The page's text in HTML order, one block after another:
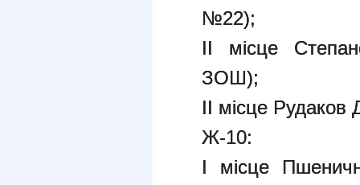
№22);
ІІ місце
ЗОШ);
ІІ місце
Ж-10:
І місце